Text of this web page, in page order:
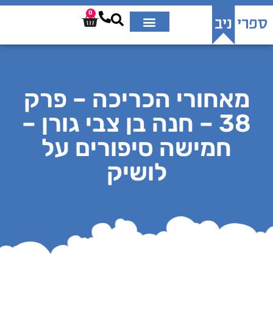
0
מאחורי הכריכה – פרק
38 – חנה בן צבי גורן –
חמישה סיפורים על
לושיק